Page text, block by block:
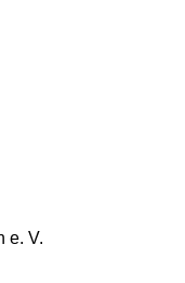
e. V.